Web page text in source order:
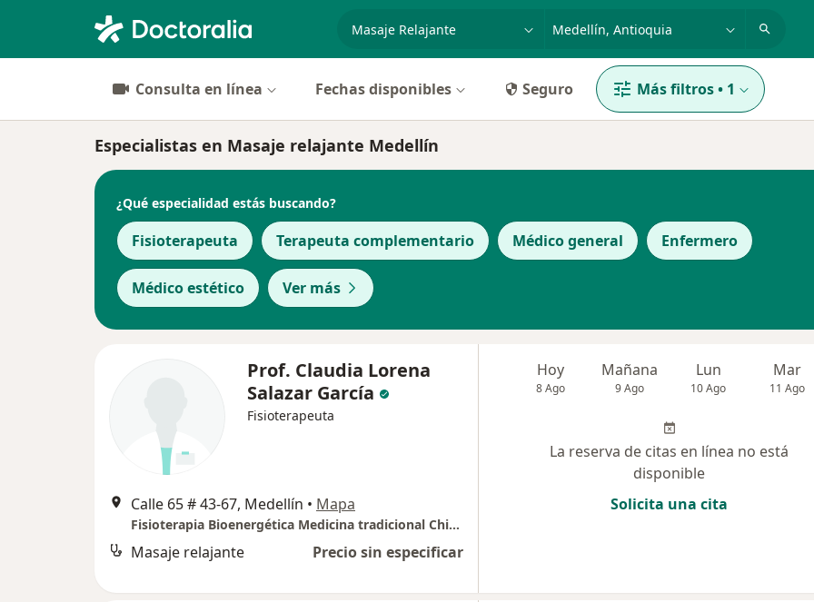
p. ej. Bogotá
Consulta en línea Fechas disponibles Seguro Más filtros• 1
Especialistas en Masaje relajante Medellín
¿Qué especialidad estás buscando?
Fisioterapeuta Terapeuta complementario Médico general Enfermero
Médico estético Ver más
Prof. Claudia Lorena
Salazar García
Fisioterapeuta
Calle 65 # 43-67, Medellín • Mapa
Fisioterapia Bioenergética Medicina tradicional China alternativa y holistica Quiropraxia Control de peso
Masaje relajante Precio sin especificar
Hoy
8 Ago
Mañana
9 Ago
Lun
10 Ago
Mar
11 Ago
La reserva de citas en línea no está
disponible
Solicita una cita